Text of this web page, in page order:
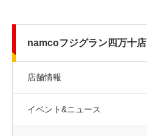
namcoフジグラン四万十店
店舗情報
イベント&ニュース